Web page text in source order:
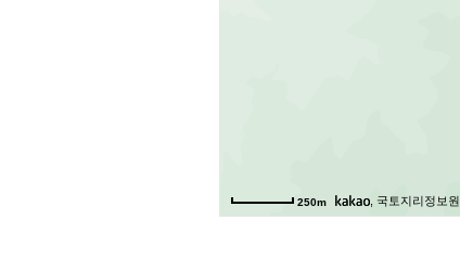
250m , 국토지리정보원